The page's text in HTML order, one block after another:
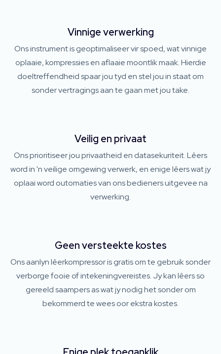
Vinnige verwerking
Ons instrument is geoptimaliseer vir spoed, wat vinnige
oplaaie, kompressies en aflaaie moontlik maak. Hierdie
doeltreffendheid spaar jou tyd en stel jou in staat om
sonder vertragings aan te gaan met jou take.
Veilig en privaat
Ons prioritiseer jou privaatheid en datasekuriteit. Lêers
word in 'n veilige omgewing verwerk, en enige lêers wat jy
oplaai word outomaties van ons bedieners uitgevee na
verwerking.
Geen versteekte kostes
Ons aanlyn lêerkompressor is gratis om te gebruik sonder
verborge fooie of intekeningvereistes. Jy kan lêers so
gereeld saampers as wat jy nodig het sonder om
bekommerd te wees oor ekstra kostes.